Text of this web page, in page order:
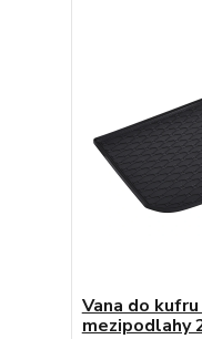
Vana do
mezipodlahy